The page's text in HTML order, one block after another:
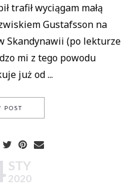
trafił wyciągam małą
Gustafsson na
Skandynawii (po lekturze
mi z tego powodu
już od ...
STY
2020
POSTPOD SKRZYDŁEM NIKIE #5 /